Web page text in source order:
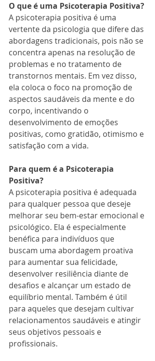
O que é uma Psicoterapia Positiva?
A psicoterapia positiva é uma
vertente da psicologia que difere das
abordagens tradicionais, pois não se
concentra apenas na resolução de
problemas e no tratamento de
transtornos mentais. Em vez disso,
ela coloca o foco na promoção de
aspectos saudáveis ​​da mente e do
corpo, incentivando o
desenvolvimento de emoções
positivas, como gratidão, otimismo e
satisfação com a vida.
Para quem é a Psicoterapia
Positiva?
A psicoterapia positiva é adequada
para qualquer pessoa que deseje
melhorar seu bem-estar emocional e
psicológico. Ela é especialmente
benéfica para indivíduos que
buscam uma abordagem proativa
para aumentar sua felicidade,
desenvolver resiliência diante de
desafios e alcançar um estado de
equilíbrio mental. Também é útil
para aqueles que desejam cultivar
relacionamentos saudáveis ​​e atingir
seus objetivos pessoais e
profissionais.